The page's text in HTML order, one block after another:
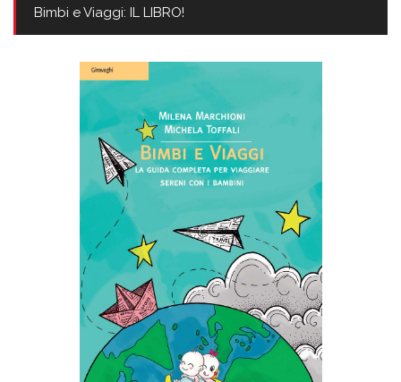
Bimbi e Viaggi: IL LIBRO!